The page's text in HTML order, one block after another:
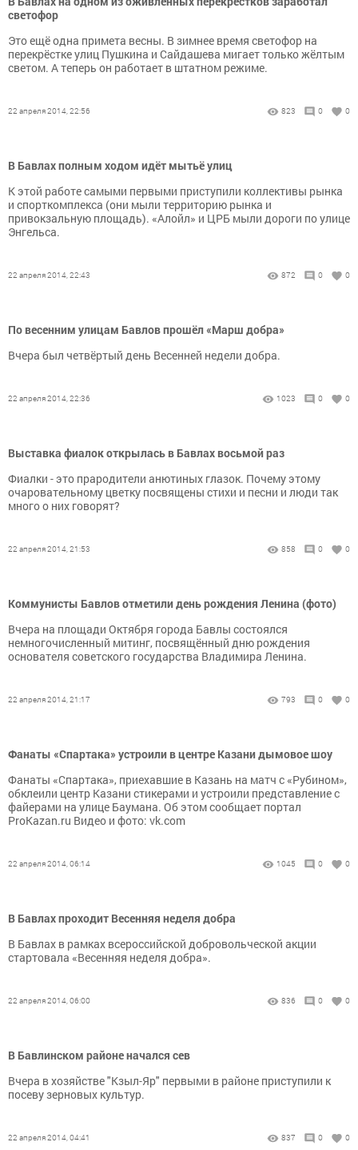
светофор
Это ещё одна примета весны. В зимнее время светофор на
перекрёстке улиц Пушкина и Сайдашева мигает только жёлтым
светом. А теперь он работает в штатном режиме.
22 апреля 2014, 22:56 823 0 0
В Бавлах полным ходом идёт мытьё улиц
К этой работе самыми первыми приступили коллективы рынка
и спорткомплекса (они мыли территорию рынка и
привокзальную площадь). «Алойл» и ЦРБ мыли дороги по улице
Энгельса.
22 апреля 2014, 22:43 872 0 0
По весенним улицам Бавлов прошёл «Марш добра»
Вчера был четвёртый день Весенней недели добра.
22 апреля 2014, 22:36 1023 0 0
Выставка фиалок открылась в Бавлах восьмой раз
Фиалки - это прародители анютиных глазок. Почему этому
очаровательному цветку посвящены стихи и песни и люди так
много о них говорят?
22 апреля 2014, 21:53 858 0 0
Коммунисты Бавлов отметили день рождения Ленина (фото)
Вчера на площади Октября города Бавлы состоялся
немногочисленный митинг, посвящённый дню рождения
основателя советского государства Владимира Ленина.
22 апреля 2014, 21:17 793 0 0
Фанаты «Спартака» устроили в центре Казани дымовое шоу
Фанаты «Спартака», приехавшие в Казань на матч с «Рубином»,
обклеили центр Казани стикерами и устроили представление с
файерами на улице Баумана. Об этом сообщает портал
ProKazan.ru Видео и фото: vk.com
22 апреля 2014, 06:14 1045 0 0
В Бавлах проходит Весенняя неделя добра
В Бавлах в рамках всероссийской добровольческой акции
стартовала «Весенняя неделя добра».
22 апреля 2014, 06:00 836 0 0
В Бавлинском районе начался сев
Вчера в хозяйстве "Кзыл-Яр" первыми в районе приступили к
посеву зерновых культур.
22 апреля 2014, 04:41 837 0 0